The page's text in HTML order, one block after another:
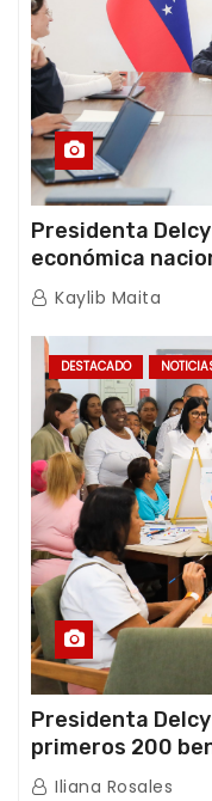
Presidenta
económica
de emergencia
Kaylib Maita
DESTACADO
Presidenta
primeros 200
de los Abuelos
Iliana Rosales